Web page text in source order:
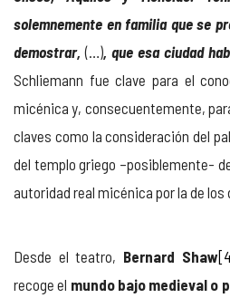
solemnemente en familia que se
demostrar,(…), que esa ciudad
Schliemann fue clave para el
micénica y, consecuentemente,
claves como la consideración del
del templo griego –posiblemente-
autoridad real micénica por la de los
Desde el teatro, Bernard Shaw
recoge el mundo bajo medieval